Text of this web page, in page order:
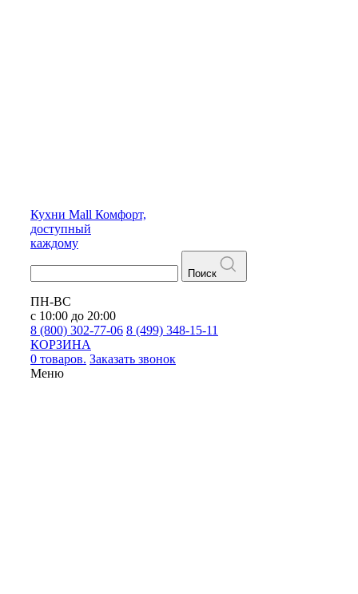
Кухни Mall Комфорт,
доступный
каждому
Поиск
ПН-ВС
с 10:00 до 20:00
8 (800) 302-77-06 8 (499) 348-15-11
КОРЗИНА
0 товаров. Заказать звонок
Меню